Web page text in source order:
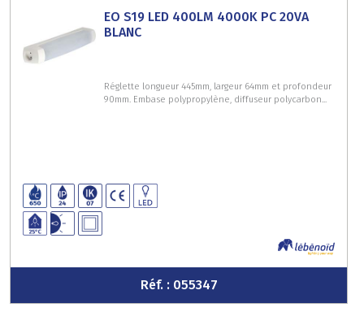
EO S19 LED 400LM 4000K PC 20VA
BLANC
Réglette longueur 445mm, largeur 64mm et profondeur
90mm. Embase polypropylène, diffuseur polycarbon...
Réf. : 055347